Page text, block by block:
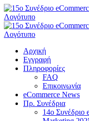
Μετάβαση
στο
περιεχόμενο
Αρχική
Εγγραφή
Πληροφορίες
FAQ
Επικοινωνία
eCommerce News
Πρ. Συνέδρια
14o